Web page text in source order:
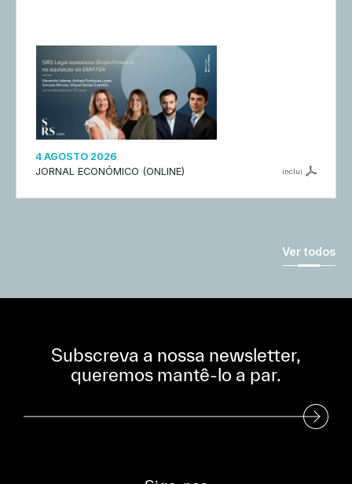
4 AGOSTO 2026
JORNAL ECONÓMICO (ONLINE)
inclui
Ver todos
Subscreva a nossa newsletter,
queremos mantê-lo a par.
Subscreva a nossa Newsletter